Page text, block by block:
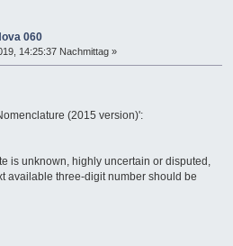
060
14:25:37 Nachmittag »
(2015 version)':
is unknown, highly uncertain or disputed,
available three-digit number should be